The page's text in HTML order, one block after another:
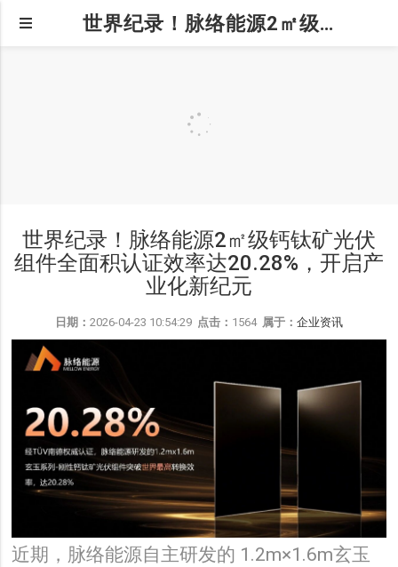
世界纪录！脉络能源2㎡级钙钛矿光伏组件全面积认证效率达20.28%，开启产业化新纪元
世界纪录！脉络能源2㎡级钙钛矿光伏
组件全面积认证效率达20.28%，开启产
业化新纪元
日期： 2026-04-23 10:54:29 点击： 1564 属于： 企业资讯
近期，脉络能源自主研发的 1.2m×1.6m玄玉